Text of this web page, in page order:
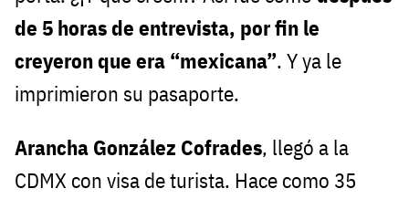
de 5 horas de entrevista, por fin le
creyeron que era “mexicana”. Y ya le
imprimieron su pasaporte.
Arancha González Cofrades, llegó a la
CDMX con visa de turista. Hace como 35